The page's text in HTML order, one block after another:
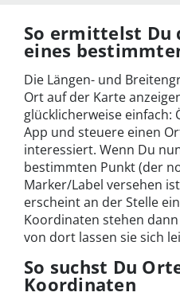
So ermittelst Du
eines
Die Längen- und
Ort auf der Karte
glücklicherweise einfach:
App und steuere einen
interessiert. Wenn Du
bestimmten Punkt (der
Marker/Label versehen
erscheint an der Stelle
Koordinaten stehen
von dort lassen sie sich
So suchst Du
Koordinaten